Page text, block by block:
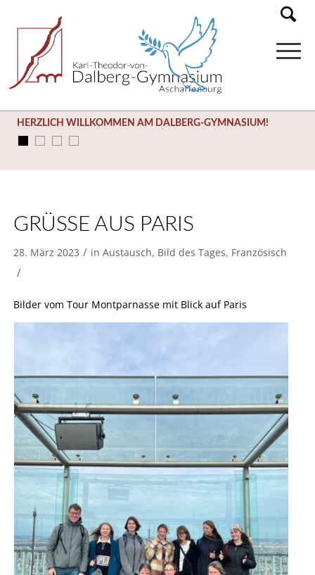
HERZLICH WILLKOMMEN AM DALBERG-GYMNASIUM!
GRÜSSE AUS PARIS
28. März 2023 / in Austausch, Bild des Tages, Französisch
/
Bilder vom Tour Montparnasse mit Blick auf Paris